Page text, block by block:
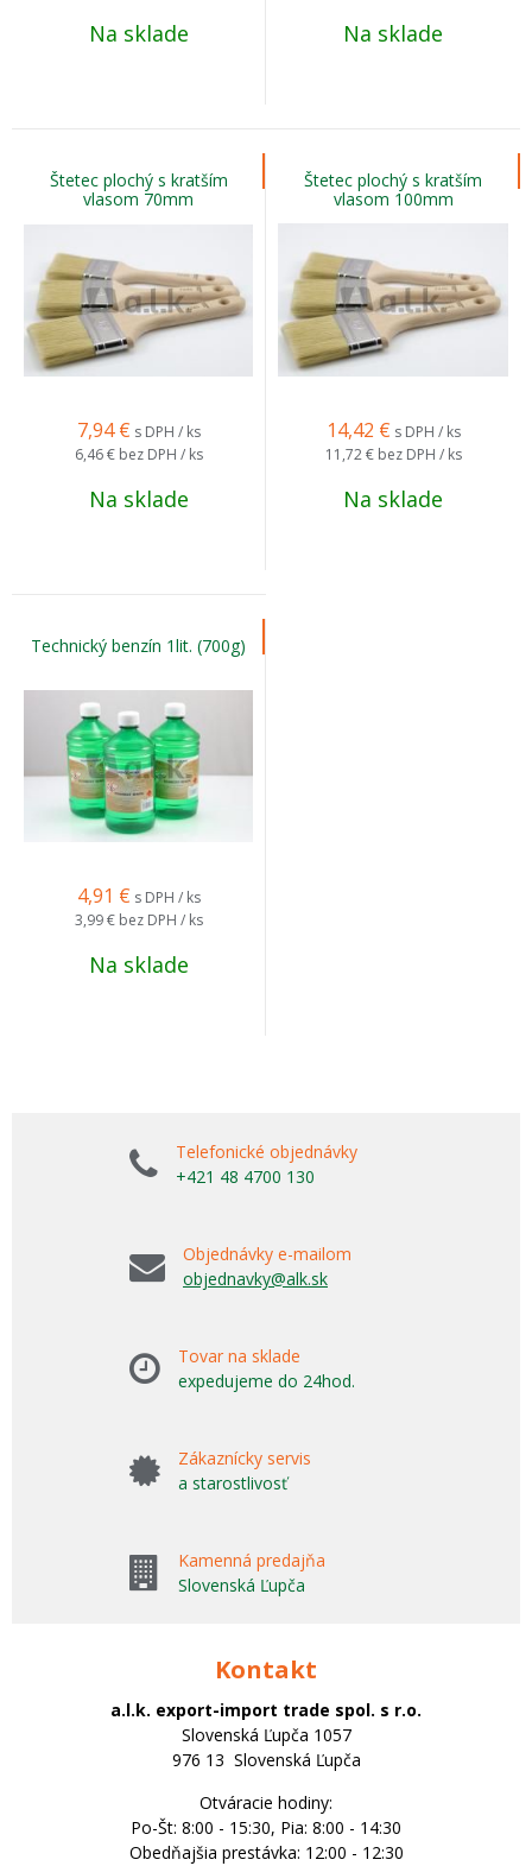
Na sklade Na sklade
Štetec plochý s kratším
vlasom 70mm
7,94 € s DPH / ks
6,46 € bez DPH / ks
Na sklade
Štetec plochý s kratším
vlasom 100mm
14,42 € s DPH / ks
11,72 € bez DPH / ks
Na sklade
Technický benzín 1lit. (700g)
4,91 € s DPH / ks
3,99 € bez DPH / ks
Na sklade
Telefonické objednávky
+421 48 4700 130
Objednávky e-mailom
objednavky@alk.sk
Tovar na sklade
expedujeme do 24hod.
Zákaznícky servis
a starostlivosť
Kamenná predajňa
Slovenská Ľupča
Kontakt
a.l.k. export-import trade spol. s r.o.
Slovenská Ľupča 1057
976 13 Slovenská Ľupča
Otváracie hodiny:
Po-Št: 8:00 - 15:30, Pia: 8:00 - 14:30
Obedňajšia prestávka: 12:00 - 12:30